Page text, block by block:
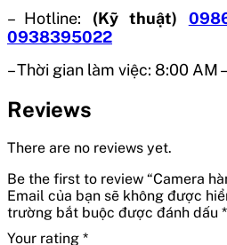
– Hotline: (Kỹ thuật)
0938395022
– Thời gian làm việc: 8:00 AM
Reviews
There are no reviews yet.
Be the first to review “Camera
Email của bạn sẽ không được
trường bắt buộc được đánh dấu *
Your rating *